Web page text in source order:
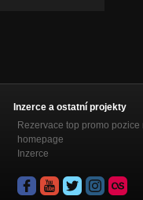
Inzerce a ostatní projekty
Rezervace top promo pozice
homepage
Inzerce